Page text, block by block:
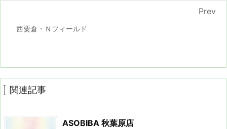
西粟倉・Ｎフィールド
Prev
関連記事
ASOBIBA 秋葉原店